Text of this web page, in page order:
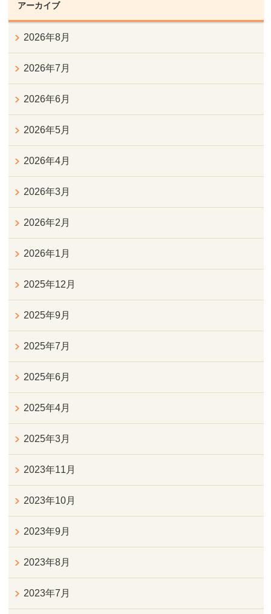
アーカイブ
2026年8月
2026年7月
2026年6月
2026年5月
2026年4月
2026年3月
2026年2月
2026年1月
2025年12月
2025年9月
2025年7月
2025年6月
2025年4月
2025年3月
2023年11月
2023年10月
2023年9月
2023年8月
2023年7月